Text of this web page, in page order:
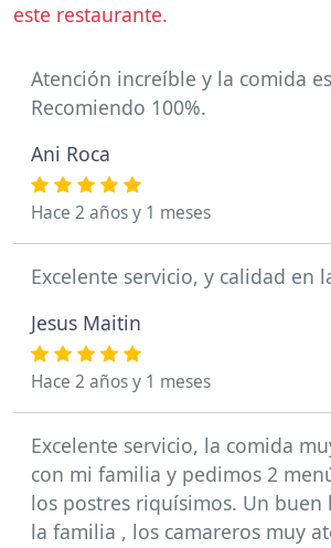
este restaurante.
Atención increíble y la comida
Recomiendo 100%.
Ani Roca
Hace 2 años y 1 meses
Excelente servicio, y calidad en
Jesus Maitin
Hace 2 años y 1 meses
Excelente servicio, la comida
con mi familia y pedimos 2
los postres riquísimos. Un buen
la familia , los camareros muy